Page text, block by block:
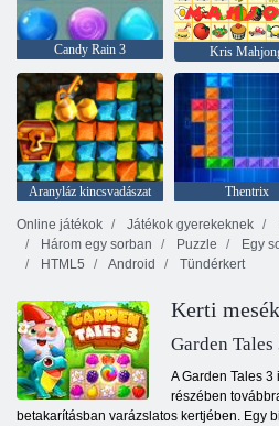
Candy Rain 3 Kris
Aranyláz kincsvadászat Thentrix
Online játékok
Játékok gyerekeknek
Három egy sorban
Puzzle Egy
HTML5
Android Tündérkert
Kerti
Garden Tales
A Garden Tales
részében
betakarításban varázslatos kertjében. Egy